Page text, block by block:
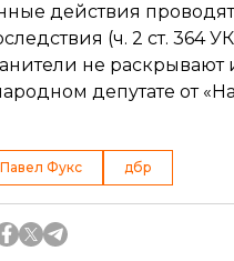
действия
(ч. 2 ст. 364
не раскрывают
депутате от
Павел Фукс дбр